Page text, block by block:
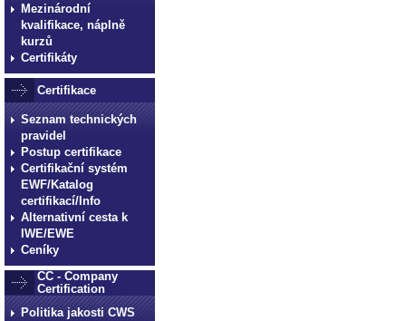
Mezinárodní
kvalifikace, náplně
kurzů
Certifikáty
Certifikace
Seznam technických
pravidel
Postup certifikace
Certifikační systém
EWF/Katalog
certifikací/Info
Alternativní cesta k
IWE/EWE
Ceníky
CC - Company
Certification
Politika jakosti CWS